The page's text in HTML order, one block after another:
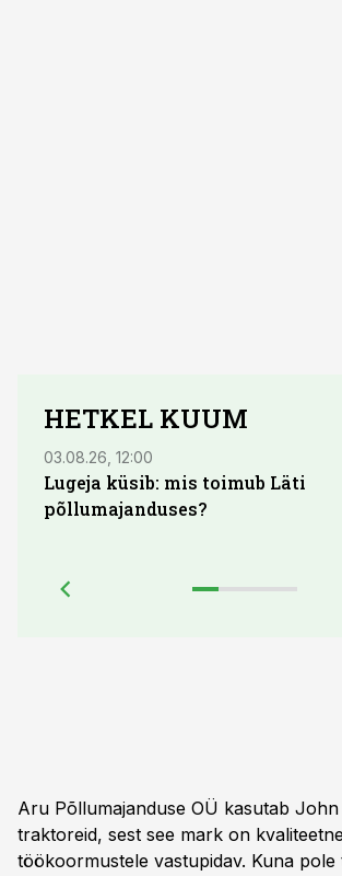
HETKEL KUUM
03.08.26, 12:00
Lugeja küsib: mis toimub Läti
põllumajanduses?
Aru Põllumajanduse OÜ kasutab John
traktoreid, sest see mark on
töökoormustele vastupidav. Kuna pole